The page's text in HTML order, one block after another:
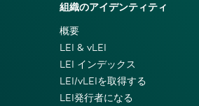
組織のアイデンティティ
概要
LEI & vLEI
LEI インデックス
LEI/vLEIを取得する
LEI発行者になる